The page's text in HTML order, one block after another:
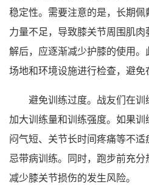
稳定性。需要注意的是，长期
力量不足，导致膝关节周围肌
解后，应逐渐减少护膝的使用
场地和环境设施进行检查，避免
避免训练过度。战友们在
加大训练量和训练强度。如果
闷气短、关节长时间疼痛等不
忌带病训练。同时，跑步前充
减少膝关节损伤的发生风险。